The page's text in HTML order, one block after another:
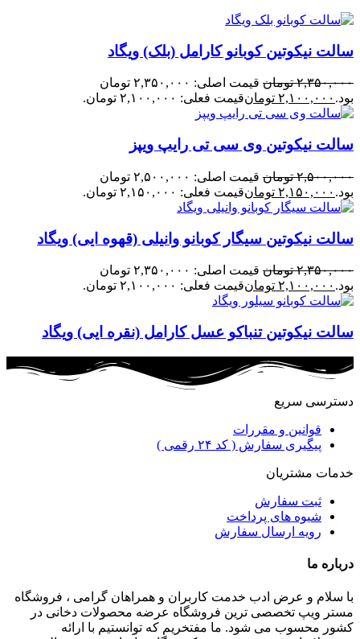
سالت نیکوتین کوبانو کارامل (بلک) ویگاد
۲,۳۵۰,۰۰۰ تومان
قیمت اصلی: ۲,۳۵۰,۰۰۰ تومان
بود. ۲,۱۰۰,۰۰۰ تومانقیمت فعلی: ۲,۱۰۰,۰۰۰ تومان.
سالت نیکوتین وی سی تی رایپ ویپز
۲,۵۰۰,۰۰۰ تومان
قیمت اصلی: ۲,۵۰۰,۰۰۰ تومان
بود. ۲,۱۵۰,۰۰۰ تومانقیمت فعلی: ۲,۱۵۰,۰۰۰ تومان.
سالت نیکوتین سیگار کوبانو وانیلی (قهوه ایی) ویگاد
۲,۳۵۰,۰۰۰ تومان
قیمت اصلی: ۲,۳۵۰,۰۰۰ تومان
بود. ۲,۱۰۰,۰۰۰ تومانقیمت فعلی: ۲,۱۰۰,۰۰۰ تومان.
سالت نیکوتین تنباکو عسل کارامل (نقره ایی) ویگاد
دسترسی سریع
قوانین و مقررات
پیگیری سفارش ( کد ۲۴ رقمی )
خدمات مشتریان
ثبت سفارش
شیوه های پرداخت
رویه ارسال سفارش
درباره ما
با سلام و عرض ادب خدمت کاربران و همراهان گرامی ، فروشگاه
مستر ویپ تخصصی ترین فروشگاه عرضه محصولات دخانی در
کشور محسوب می شود. ما مفتخریم که توانستیم با ارائه